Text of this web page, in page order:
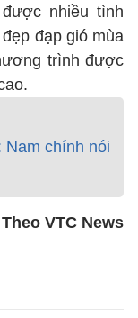
nhiều tình
đạp gió mùa
trình được
Nam chính nói
Theo VTC News